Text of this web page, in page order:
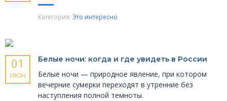
Категория: Это интересно
01
ИЮН
Белые ночи: когда и где увидеть в России
Белые ночи — природное явление, при котором
вечерние сумерки переходят в утренние без
наступления полной темноты.